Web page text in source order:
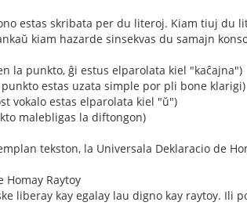
estas skribata per du literoj. Kiam tiuj
kiam hazarde sinsekvas du samajn
la punkto, ĝi estus elparolata kiel "kaĉajna")
estas uzata simple por pli bone klarigi)
vokalo estas elparolata kiel "ŭ")
malebligas la diftongon)
tekston, la Universala Deklaracio de
Homay Raytoy
liberay kay egalay lau digno kay raytoy. Ili